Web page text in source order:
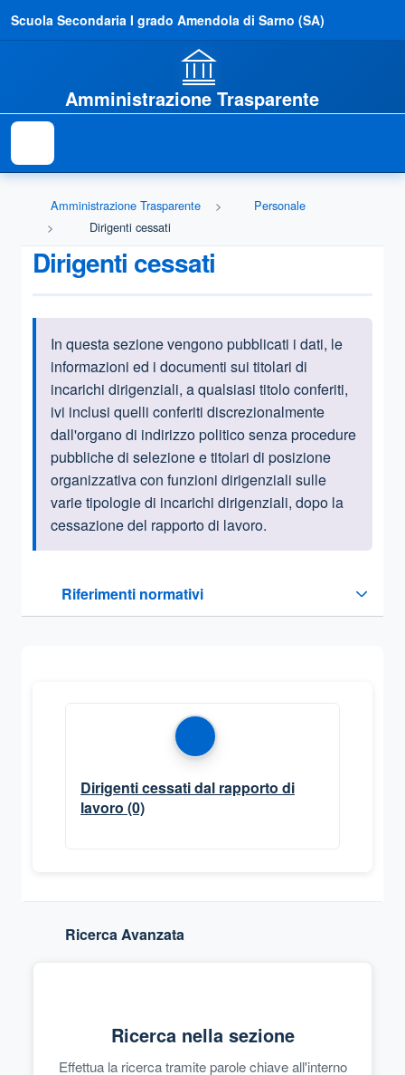
Scuola Secondaria I grado Amendola di Sarno (SA)
Amministrazione Trasparente
Amministrazione Trasparente
Personale
Dirigenti cessati
Dirigenti cessati
Informazioni introduttive
In questa sezione vengono pubblicati i dati, le
informazioni ed i documenti sui titolari di
incarichi dirigenziali, a qualsiasi titolo conferiti,
ivi inclusi quelli conferiti discrezionalmente
dall'organo di indirizzo politico senza procedure
pubbliche di selezione e titolari di posizione
organizzativa con funzioni dirigenziali sulle
varie tipologie di incarichi dirigenziali, dopo la
cessazione del rapporto di lavoro.
Riferimenti normativi
Sezione compressa
Dirigenti cessati dal rapporto di
lavoro (0)
Ricerca Avanzata
Ricerca nella sezione
Effettua la ricerca tramite parole chiave all'interno